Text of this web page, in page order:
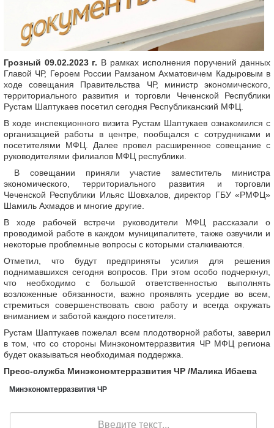
ПРОТИВОДЕЙСТВИЕ КОРРУПЦИИ
АНТИТЕРРОР
ОБРАТНАЯ СВЯЗЬ
Грозный 09.02.2023 г. В рамках исполнения поручений данных
Главой ЧР, Героем России Рамзаном Ахматовичем Кадыровым в
ходе совещания Правительства ЧР, министр экономического,
территориального развития и торговли Чеченской Республики
Рустам Шаптукаев посетил сегодня Республиканский МФЦ.
В ходе инспекционного визита Рустам Шаптукаев ознакомился с
организацией работы в центре, пообщался с сотрудниками и
посетителями МФЦ. Далее провел расширенное совещание с
руководителями филиалов МФЦ республики.
В совещании приняли участие заместитель министра
экономического, территориального развития и торговли
Чеченской Республики Ильяс Шовхалов, директор ГБУ «РМФЦ»
Шамиль Ахмадов и многие другие.
В ходе рабочей встречи руководители МФЦ рассказали о
проводимой работе в каждом муниципалитете, также озвучили и
некоторые проблемные вопросы с которыми сталкиваются.
Отметил, что будут предприняты усилия для решения
поднимавшихся сегодня вопросов. При этом особо подчеркнул,
что необходимо с большой ответственностью выполнять
возложенные обязанности, важно проявлять усердие во всем,
стремиться совершенствовать свою работу и всегда окружать
вниманием и заботой каждого посетителя.
Рустам Шаптукаев пожелал всем плодотворной работы, заверил
в том, что со стороны Минэкономтерразвития ЧР МФЦ региона
будет оказываться необходимая поддержка.
Пресс-служба Минэкономтерразвития ЧР /Малика Ибаева
Минэкономтерразвития ЧР